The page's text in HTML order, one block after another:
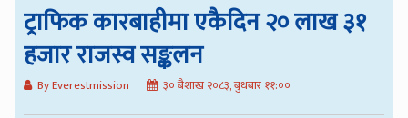
ट्राफिक कारबाहीमा एकैदिन २० लाख ३१
हजार राजस्व सङ्कलन
By Everestmission ३० बैशाख २०८३, बुधबार ११:००